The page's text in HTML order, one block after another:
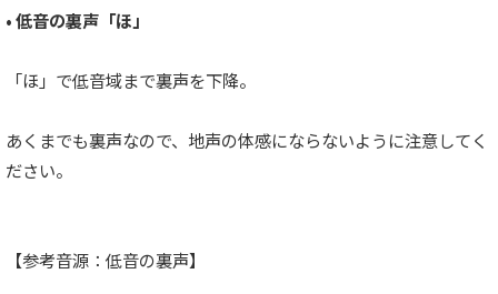
• 低音の裏声「ほ」
「ほ」で低音域まで裏声を下降。
あくまでも裏声なので、地声の体感にならないように注意してく
ださい。
【参考音源：低音の裏声】